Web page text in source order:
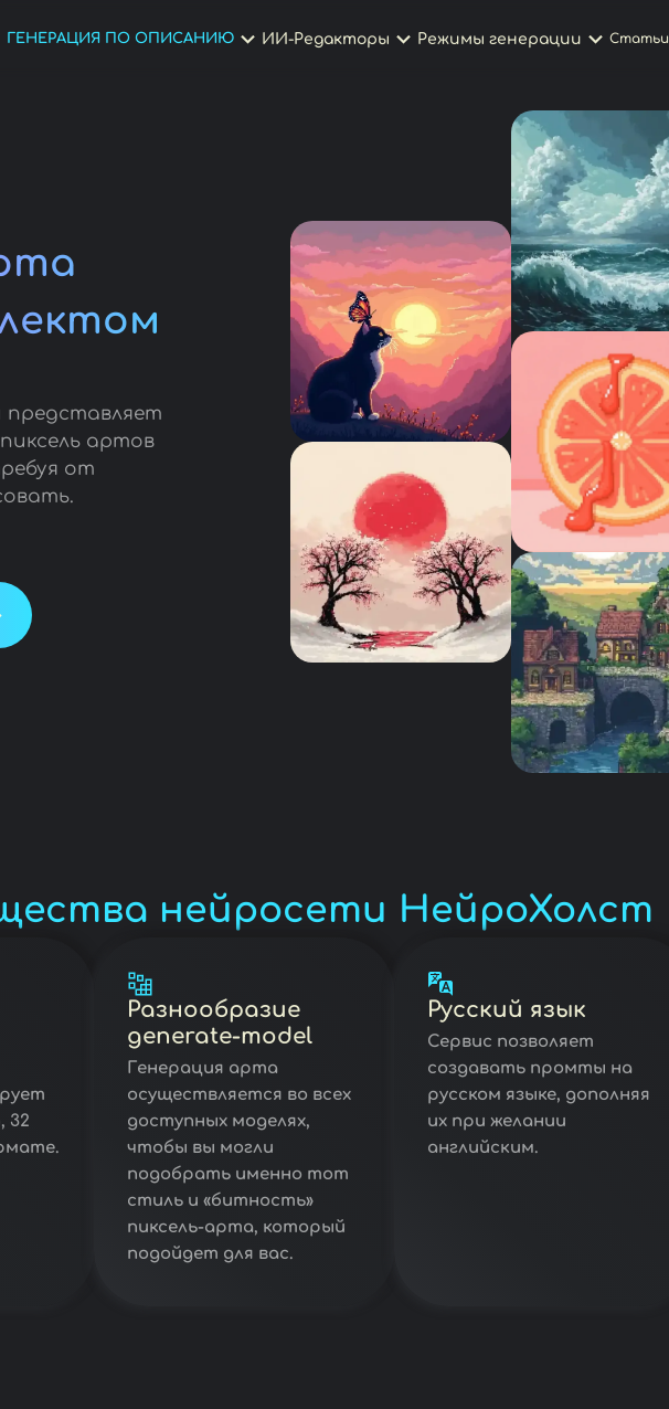
ГЕНЕРАЦИЯ ПО ОПИСАНИЮ ИИ-Редакторы Режимы генерации Статьи
представляет
артов
от
нейросети НейроХолст
32
Разнообразие
generate-model
Генерация арта
осуществляется во всех
доступных моделях,
чтобы вы могли
подобрать именно тот
стиль и «битность»
пиксель-арта, который
подойдет для вас.
Русский язык
Сервис позволяет
создавать промты на
русском языке, дополняя
их при желании
английским.